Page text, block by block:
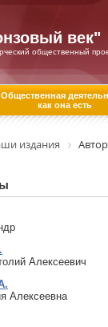
век"
общественный
Общественная
как она есть
издания
Алексеевич
Алексеевна